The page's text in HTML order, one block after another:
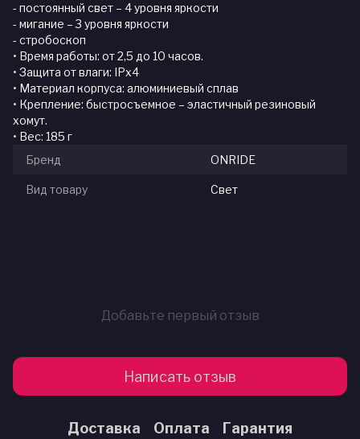
- постоянный свет – 4 уровня яркости
- мигание – 3 уровня яркости
- стробоскоп
• Время работы: от 2,5 до 10 часов.
• Защита от влаги: IPх4
• Материал корпуса: алюминиевый сплав
• Крепление: быстросъемное – эластичный резиновый
хомут.
• Вес: 185 г
Бренд
ONRIDE
Вид товару Свет
Добавьте первый отзыв
Написать отзыв
Доставка Оплата Гарантия